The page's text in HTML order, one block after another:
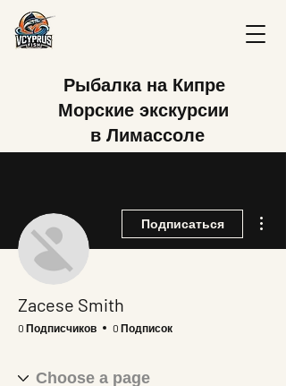
Рыбалка на Кипре
Морские экскурсии
в Лимассоле
Подписаться
Zacese Smith
0 Подписчиков 0 Подписок